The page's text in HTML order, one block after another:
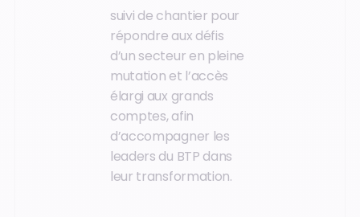
suivi de chantier pour
répondre aux défis
d’un secteur en pleine
mutation et l’accès
élargi aux grands
comptes, afin
d’accompagner les
leaders du BTP dans
leur transformation.